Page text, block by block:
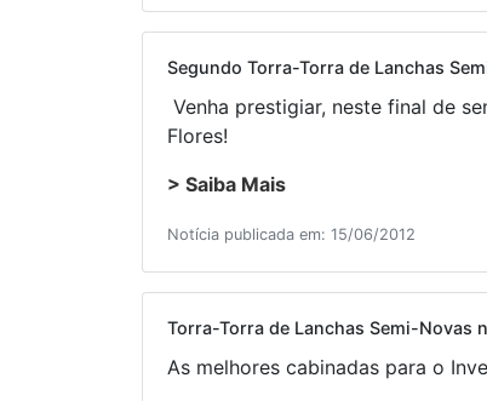
Segundo Torra-Torra de Lanchas
Venha prestigiar, neste final de
Flores!
> Saiba Mais
Notícia publicada em: 15/06/2012
Torra-Torra de Lanchas Semi-Novas
As melhores cabinadas para o